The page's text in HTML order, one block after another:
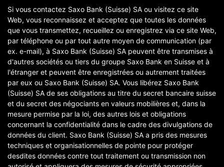
Si vous contactez Saxo Bank (Suisse) SA ou visitez ce site
Web, vous reconnaissez et acceptez que toutes les données
que vous transmettez, recueillez ou enregistrez via ce site Web,
par téléphone ou par tout autre moyen de communication (par
ex. e-mail), à Saxo Bank (Suisse) SA peuvent être transmises à
d'autres sociétés ou tiers du groupe Saxo Bank en Suisse et à
l'étranger et peuvent être enregistrées ou autrement traitées
par eux ou Saxo Bank (Suisse) SA. Vous libérez Saxo Bank
(Suisse) SA de ses obligations au titre du secret bancaire suisse
et du secret des négociants en valeurs mobilières et, dans la
mesure permise par la loi, des autres lois et obligations
concernant la confidentialité dans le cadre des divulgations de
données du client. Saxo Bank (Suisse) SA a pris des mesures
techniques et organisationnelles de pointe pour protéger
desdites données contre tout traitement ou transmission non